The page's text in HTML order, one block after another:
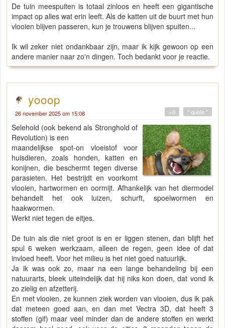
De tuin meespuiten is totaal zinloos en heeft een gigantische
impact op alles wat erin leeft. Als de katten uit de buurt met hun
vlooien blijven passeren, kun je trouwens blijven spuiten...
Ik wil zeker niet ondankbaar zijn, maar ik kijk gewoon op een
andere manier naar zo'n dingen. Toch bedankt voor je reactie.
yooop
26 november 2025 om 15:08 " quote "
+0
Selehold (ook bekend als Stronghold of
Revolution) is een
maandelijkse spot-on vloeistof voor
huisdieren, zoals honden, katten en
konijnen, die beschermt tegen diverse
parasieten. Het bestrijdt en voorkomt
vlooien, hartwormen en oormijt. Afhankelijk van het diermodel
behandelt het ook luizen, schurft, spoelwormen en
haakwormen.
Werkt niet tegen de eitjes.
De tuin als die niet groot is en er liggen stenen, dan blijft het
spul 6 weken werkzaam, alleen de regen, geen idee of dat
invloed heeft. Voor het milieu is het niet goed natuurlijk.
Ja ik was ook zo, maar na een lange behandeling bij een
natuurarts, bleek uiteindelijk dat hij niks kon doen, dat vond ik
zo zielig en afzetterij.
En met vlooien, ze kunnen ziek worden van vlooien, dus ik pak
dat meteen goed aan, en dan met Vectra 3D, dat heeft 3
stoffen (gif) maar veel minder dan de andere stoffen en werkt